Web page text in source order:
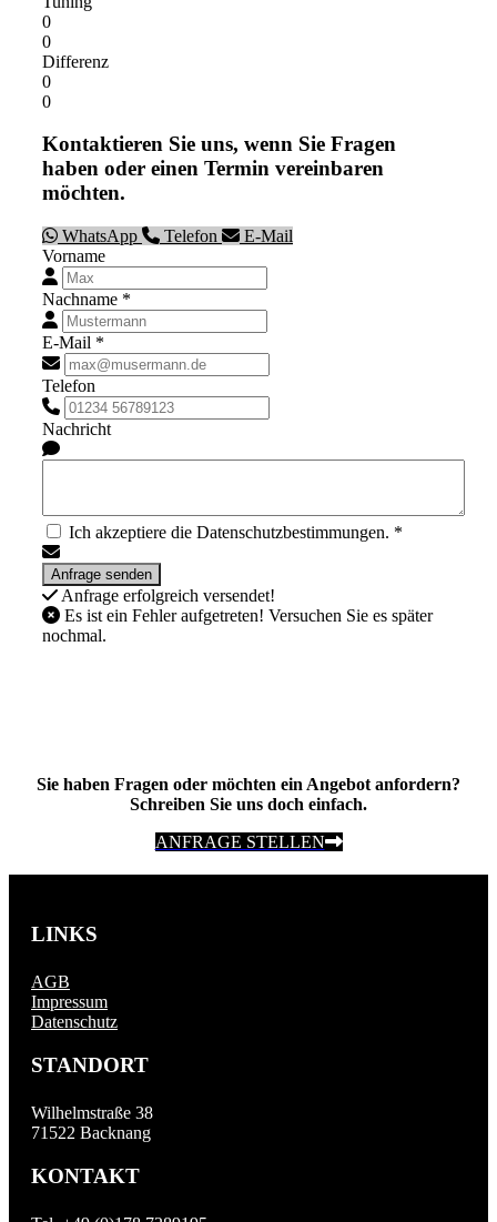
0
0
Differenz
0
0
Kontaktieren Sie uns, wenn Sie Fragen
haben oder einen Termin vereinbaren
möchten.
WhatsApp Telefon
E-Mail
Vorname
Nachname *
E-Mail *
Telefon
Nachricht
Ich akzeptiere die Datenschutzbestimmungen. *
Anfrage erfolgreich versendet!
Es ist ein Fehler aufgetreten! Versuchen Sie es später
nochmal.
Sie haben Fragen oder möchten ein Angebot anfordern?
Schreiben Sie uns doch einfach.
ANFRAGE STELLEN
LINKS
AGB
Impressum
Datenschutz
STANDORT
Wilhelmstraße 38
71522 Backnang
KONTAKT